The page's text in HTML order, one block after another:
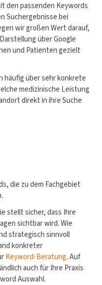
den passenden Keywords
Suchergebnisse bei
wir großen Wert darauf,
über Google
und Patienten gezielt
über sehr konkrete
medizinische Leistung
direkt in ihre Suche
die zu dem Fachgebiet
stellt sicher, dass Ihre
sichtbar wird. Wie
strategisch sinnvoll
konkreter
Keyword-Beratung. Auf
auch für Ihre Praxis
Auswahl.